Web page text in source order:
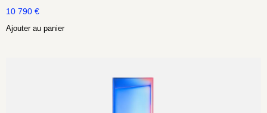
10 790 €
Ajouter au panier